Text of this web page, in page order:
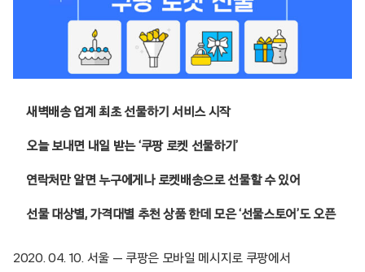
새벽배송 업계 최초 선물하기 서비스 시작
오늘 보내면 내일 받는 ‘쿠팡 로켓 선물하기’
연락처만 알면 누구에게나 로켓배송으로 선물할 수 있어
선물 대상별, 가격대별 추천 상품 한데 모은 ‘선물스토어’도 오픈
2020. 04. 10. 서울 — 쿠팡은 모바일 메시지로 쿠팡에서